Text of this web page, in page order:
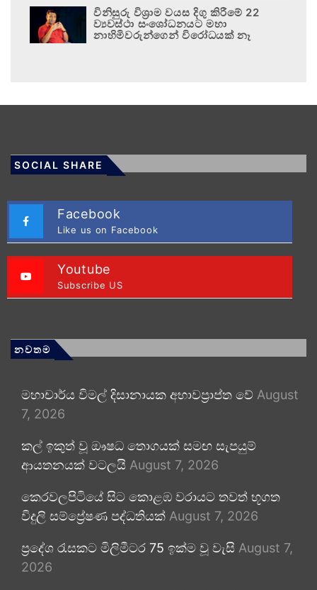
විනිසුරු විශ්‍රාම වයස දිගු කිරීමේ 22
ව්‍යවස්ථා සංශෝධනයට මහා
නාහිමිවරුන්ගෙන් විරෝධයක් නෑ
SOCIAL SHARE
Facebook
Like us on Facebook
Youtube
Subscribe US
නවතම
මහාචාර්ය විමල් දිසානායක අභාවප්‍රාප්ත වේ August
7, 2026
කල් ඉකුත් වූ ඖෂධ තොගයක් සමඟ සැපයුම්
ආයතනයක් වටලයි August 7, 2026
කෙරවලපිටියේ සිට කොළඹ වරායට තවත් භූගත
විදුලි සම්ප්‍රේෂණ පද්ධතියක් August 7, 2026
ප්‍රදේශ රැසකට මිලිමීටර 75 ඉක්ම වූ වැසි August 7,
2026